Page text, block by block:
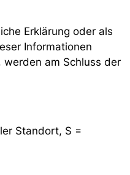
Erklärung oder als
Informationen
am Schluss der
Standort, S =